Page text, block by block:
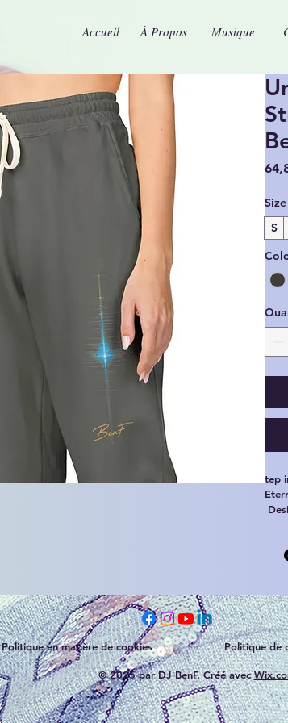
Accueil À Propos Musique
Size
S
tep
•
•
•
•
•
Politique en matière de cookies Politique de
© 2025 par DJ BenF. Créé avec